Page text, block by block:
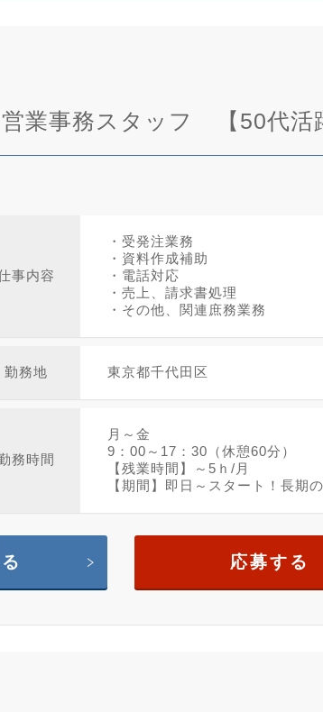
業事務スタッフ 【50代活
事内容
・受発注業務
・資料作成補助
・電話対応
・売上、請求書処理
・その他、関連庶務業務
勤務地 東京都千代田区
務時間
月～金
9：00～17：30（休憩60分）
【残業時間】～5ｈ/月
【期間】即日～スタート！長期
応募する